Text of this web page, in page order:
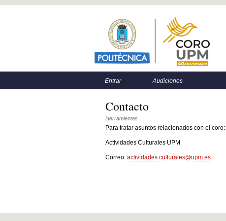
Entrar Audiciones
Contacto
Herramientas
Para tratar asuntos relacionados con el coro:
Actividades Culturales UPM
Correo: actividades.culturales@upm.es